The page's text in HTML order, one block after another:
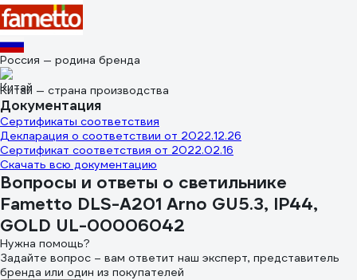
Россия — родина бренда
Китай — страна производства
Документация
Сертификаты соответствия
Декларация о соответствии от 2022.12.26
Сертификат соответствия от 2022.02.16
Скачать всю документацию
Вопросы и ответы о светильнике
Fametto DLS-A201 Arno GU5.3, IP44,
GOLD UL-00006042
Нужна помощь?
Задайте вопрос – вам ответит наш эксперт, представитель
бренда или один из покупателей